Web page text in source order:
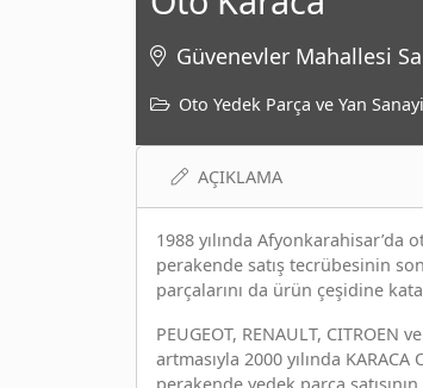
Güvenevler Mahallesi
Oto Yedek Parça ve Yan Sanayi
AÇIKLAMA
1988 yılında Afyonkarahisar’da
perakende satış tecrübesinin
parçalarını da ürün çeşidine
PEUGEOT, RENAULT,
artmasıyla 2000 yılında
perakende yedek parça